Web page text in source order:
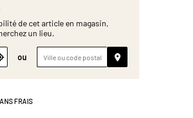
de cet article en magasin,
un lieu.
ou
FRAIS